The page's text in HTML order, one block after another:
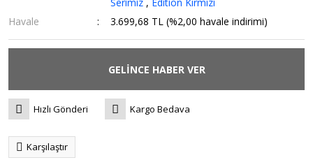
Havale
3.699,68 TL (%2,00 havale indirimi)
GELİNCE HABER VER
Hızlı Gönderi Kargo Bedava
Karşılaştır